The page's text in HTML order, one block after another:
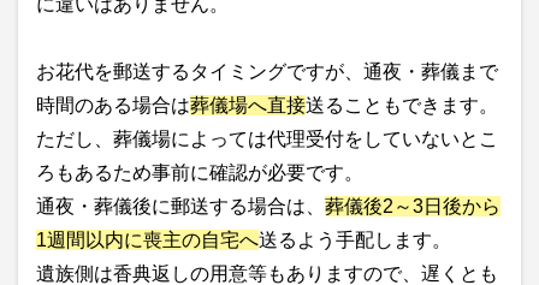
に違いはありません。
お花代を郵送するタイミングですが、通夜・葬儀まで
時間のある場合は葬儀場へ直接送ることもできます。
ただし、葬儀場によっては代理受付をしていないとこ
ろもあるため事前に確認が必要です。
通夜・葬儀後に郵送する場合は、 葬儀後2～3日後から
1週間以内に喪主の自宅へ送るよう手配します。
遺族側は香典返しの用意等もありますので、遅くとも